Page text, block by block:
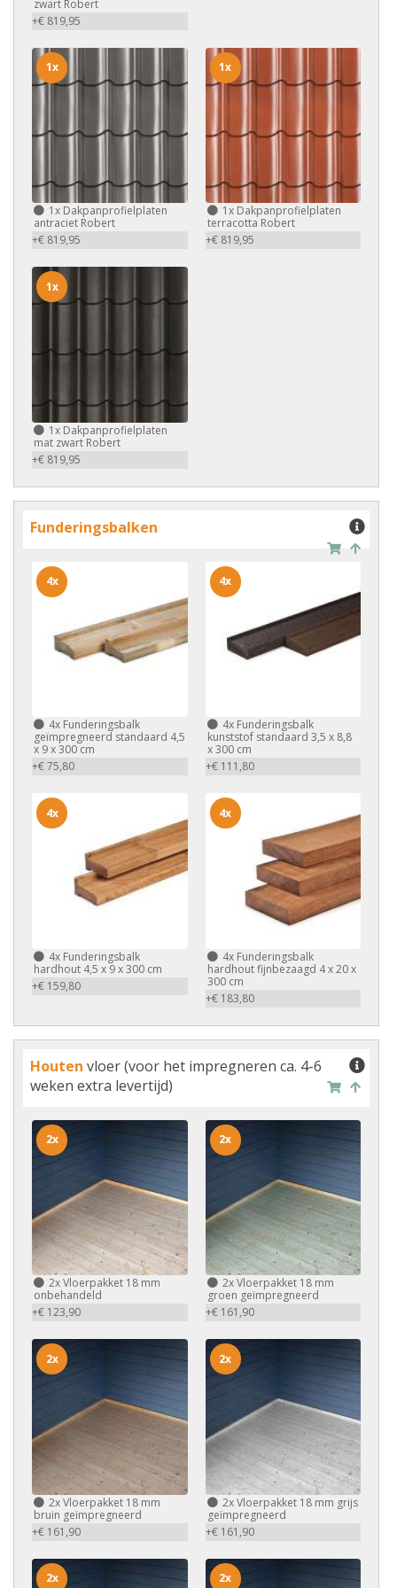
zwart Robert
+€ 819,95
1x Dakpanprofielplaten
antraciet Robert
+€ 819,95
1x
1xDakpanprofielplaten
terracotta Robert
+€ 819,95
1x
1x Dakpanprofielplaten
mat zwart Robert
+€ 819,95
1x
Funderingsbalken
4x Funderingsbalk
geïmpregneerd standaard 4,5
x 9 x 300 cm
+€ 75,80
4x
4xFunderingsbalk
kunststof standaard 3,5 x 8,8
x 300 cm
+€ 111,80
4x
4x Funderingsbalk
hardhout 4,5 x 9 x 300 cm
+€ 159,80
4x
4xFunderingsbalk
hardhout fijnbezaagd 4 x 20 x
300 cm
+€ 183,80
4x
Houten vloer (voor het impregneren ca. 4-6
weken extra levertijd)
2xVloerpakket 18 mm
onbehandeld
+€ 123,90
2x
2xVloerpakket 18 mm
groen geïmpregneerd
+€ 161,90
2x
2xVloerpakket 18 mm
bruin geïmpregneerd
+€ 161,90
2x
2xVloerpakket 18 mm grijs
geïmpregneerd
+€ 161,90
2x
2x 2x